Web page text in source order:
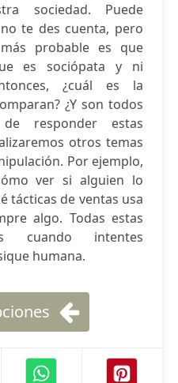
sociedad. Puede
te des cuenta, pero
probable es que
es sociópata y ni
¿cuál es la
¿Y son todos
de responder estas
otros temas
Por ejemplo,
ver si alguien lo
tácticas de ventas usa
algo. Todas estas
cuando intentes
humana.